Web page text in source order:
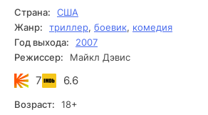
заодно — методично прижимать двух
чиновников, которым осталось недолго.
Страна:
США
Жанр:
триллер, боевик, комедия
Год выхода:
2007
Режиссер:
Майкл Дэвис
7 6.6
Возраст:
18+